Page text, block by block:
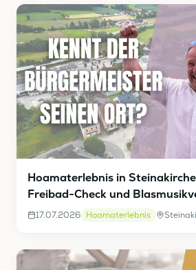
Hoamaterlebnis in
Freibad-Check und
17.07.2026 Hoamaterlebnis